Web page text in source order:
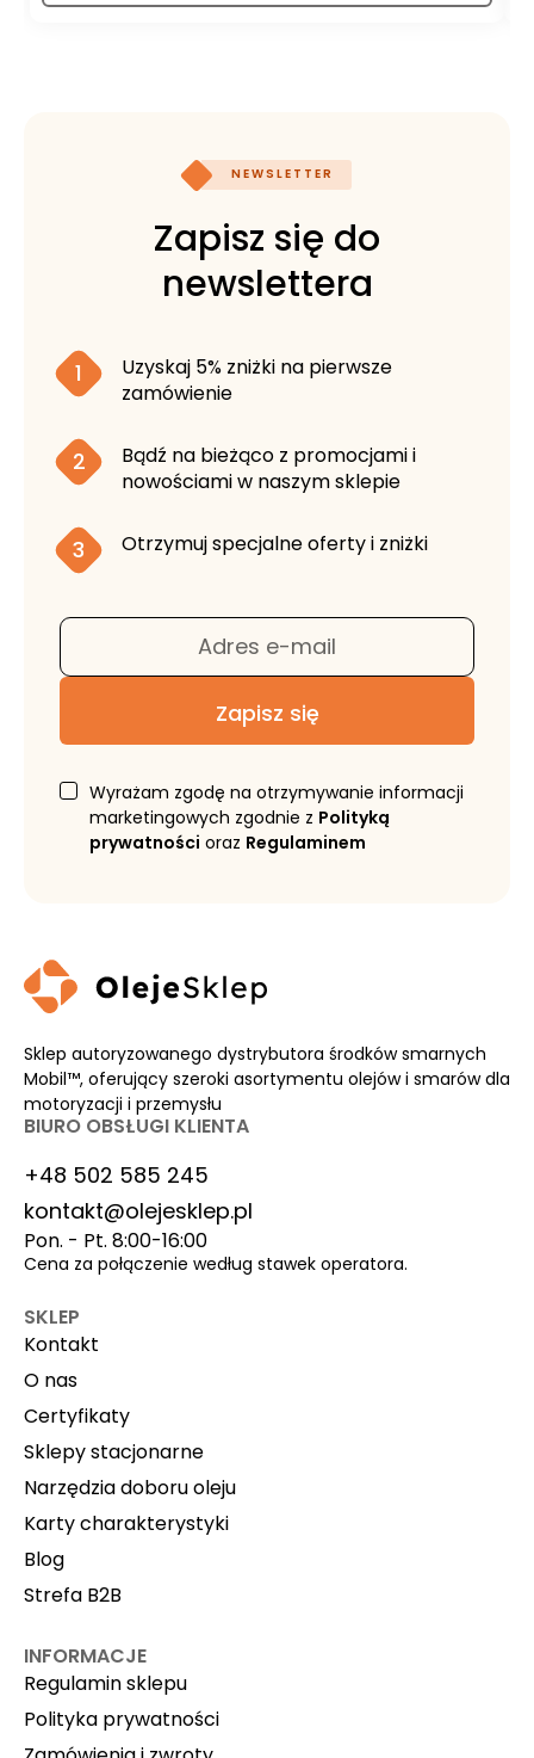
NEWSLETTER
Zapisz się do
newslettera
1
Uzyskaj 5% zniżki na pierwsze
zamówienie
2
Bądź na bieżąco z promocjami i
nowościami w naszym sklepie
3 Otrzymuj specjalne oferty i zniżki
Adres e-mail
Zapisz się
Wyrażam zgodę na otrzymywanie informacji
marketingowych zgodnie z Polityką
prywatności oraz Regulaminem
Sklep autoryzowanego dystrybutora środków smarnych
Mobil™, oferujący szeroki asortymentu olejów i smarów dla
motoryzacji i przemysłu
BIURO OBSŁUGI KLIENTA
+48 502 585 245
kontakt@olejesklep.pl
Pon. - Pt. 8:00-16:00
Cena za połączenie według stawek operatora.
SKLEP
Kontakt
O nas
Certyfikaty
Sklepy stacjonarne
Narzędzia doboru oleju
Karty charakterystyki
Blog
Strefa B2B
INFORMACJE
Regulamin sklepu
Polityka prywatności